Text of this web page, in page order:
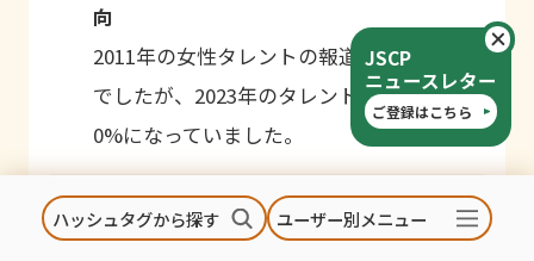
向
2011年の女性タレントの報道時には
でしたが、 2023年のタレントの報道時には
0%になっていました。
ハッシュタグから探す ユーザー別メニュー
JSCP
ニュースレター
ご登録はこちら